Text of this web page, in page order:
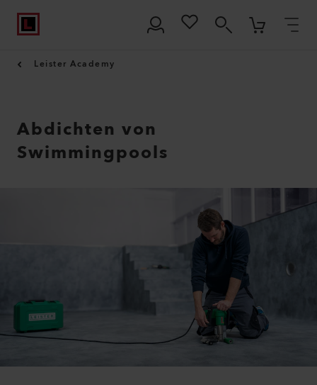
Leister Academy
Abdichten von
Swimmingpools